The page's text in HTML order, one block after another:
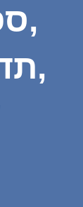
ספר לי ואשכח,
תדגים לי ואזכור,